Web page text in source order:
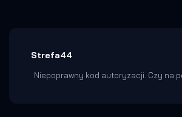
Strefa44
Niepoprawny kod autoryzacji. Czy na